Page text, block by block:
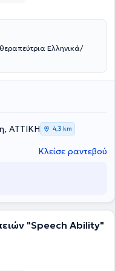
Ελληνικά/
ΑΤΤΙΚΗ 4,3 km
Κλείσε ραντεβού
"Speech Ability"